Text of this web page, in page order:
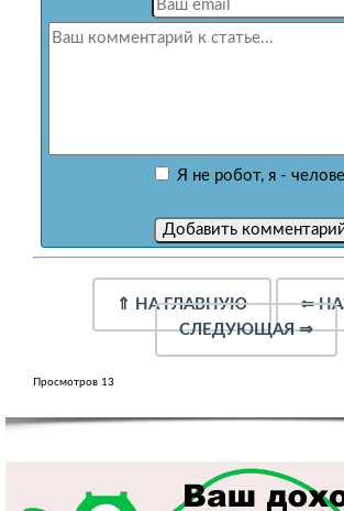
Я не робот, я -
⇑ НА ГЛАВНУЮ ⇐
СЛЕДУЮЩАЯ⇒
Просмотров 13